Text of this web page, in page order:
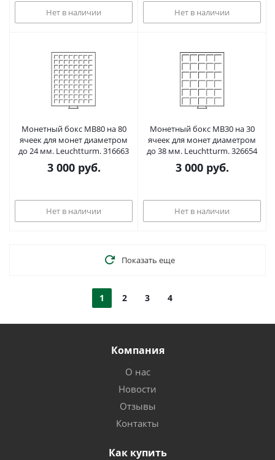
Нет в наличии Нет в наличии
Монетный бокс MB80 на 80
ячеек для монет диаметром
до 24 мм. Leuchtturm. 316663
3 000руб.
Нет в наличии
Монетный бокс MB30 на 30
ячеек для монет диаметром
до 38 мм. Leuchtturm. 326654
3 000руб.
Нет в наличии
Показать еще
1 2 3 4
Компания
О нас
Новости
Отзывы
Контакты
Как купить